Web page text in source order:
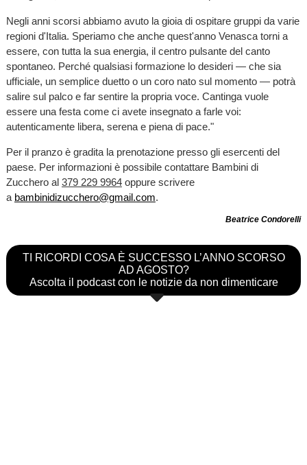
Negli anni scorsi abbiamo avuto la gioia di ospitare gruppi da varie
regioni d'Italia. Speriamo che anche quest'anno Venasca torni a
essere, con tutta la sua energia, il centro pulsante del canto
spontaneo. Perché qualsiasi formazione lo desideri — che sia
ufficiale, un semplice duetto o un coro nato sul momento — potrà
salire sul palco e far sentire la propria voce. Cantinga vuole
essere una festa come ci avete insegnato a farle voi:
autenticamente libera, serena e piena di pace."
Per il pranzo è gradita la prenotazione presso gli esercenti del
paese. Per informazioni è possibile contattare Bambini di
Zucchero al 379 229 9964oppure scrivere
a bambinidizucchero@gmail.com.
Beatrice Condorelli
TI RICORDI COSA È SUCCESSO L’ANNO SCORSO
AD AGOSTO?
Ascolta il podcast con le notizie da non dimenticare